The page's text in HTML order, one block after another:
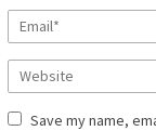
Save my name,